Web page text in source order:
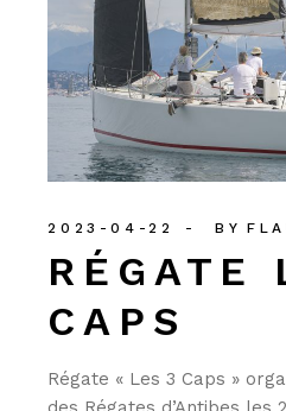
2023-04-22 BY
RÉGATE
CAPS
Régate « Les 3 Caps »